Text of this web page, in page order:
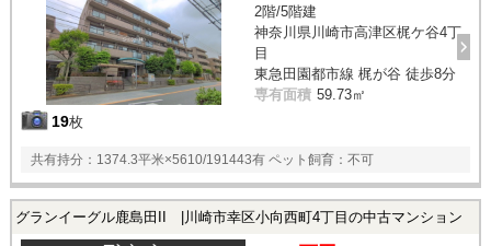
19枚
2階/5階建
神奈川県川崎市高津区梶ケ谷4丁
目
東急田園都市線 梶が谷 徒歩8分
専有面積 59.73㎡
共有持分：1374.3平米×5610/191443有 ペット飼育：不可
グランイーグル鹿島田II |川崎市幸区小向西町4丁目の中古マンション